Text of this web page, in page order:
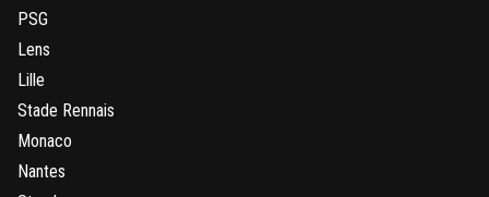
PSG
Lens
Lille
Stade Rennais
Monaco
Nantes